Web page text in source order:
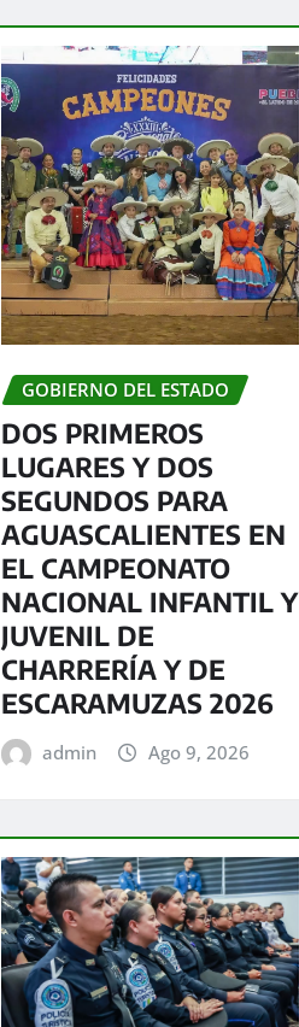
GOBIERNO DEL ESTADO
DOS PRIMEROS
LUGARES Y DOS
SEGUNDOS PARA
AGUASCALIENTES EN
EL CAMPEONATO
NACIONAL INFANTIL Y
JUVENIL DE
CHARRERÍA Y DE
ESCARAMUZAS 2026
admin Ago 9, 2026